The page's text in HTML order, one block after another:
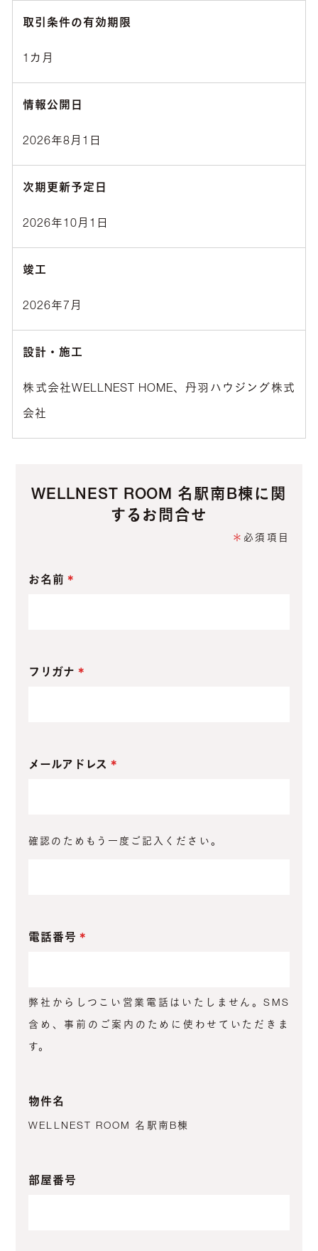
取引条件の有効期限
1カ月
情報公開日
2026年8月1日
次期更新予定日
2026年10月1日
竣工
2026年7月
設計・施工
株式会社WELLNEST HOME、丹羽ハウジング株式
会社
WELLNEST ROOM 名駅南B棟 に関
するお問合せ
＊ 必須項目
お名前
フリガナ
メールアドレス
確認のためもう一度ご記入ください。
電話番号
弊社からしつこい営業電話はいたしません。SMS
含め、事前のご案内のために使わせていただきま
す。
物件名
WELLNEST ROOM 名駅南B棟
部屋番号